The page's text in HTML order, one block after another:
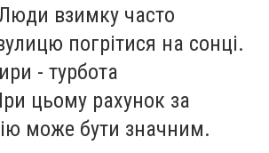
взимку часто
погрітися на сонці.
- турбота
цьому рахунок за
може бути значним.